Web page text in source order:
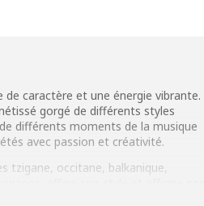
de caractère et une énergie vibrante.
gorgé de différents styles
différents moments de la musique
avec passion et créativité.
tzigane, occitane, balkanique,